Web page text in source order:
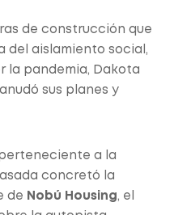
de construcción que
del aislamiento social,
la pandemia, Dakota
sus planes y
a la
concretó la
de Nobú Housing, el